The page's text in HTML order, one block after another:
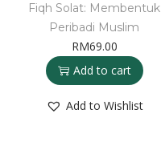
Fiqh Solat: Membentuk
Peribadi Muslim
RM69.00
Add to cart
Add to Wishlist